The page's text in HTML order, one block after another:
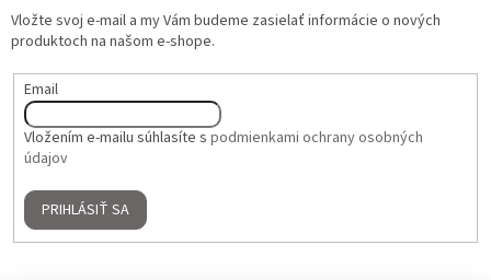
Vložte svoj e-mail a my Vám budeme zasielať informácie o nových
produktoch na našom e-shope.
Email
Vložením e-mailu súhlasíte s podmienkami ochrany osobných
údajov
PRIHLÁSIŤ SA